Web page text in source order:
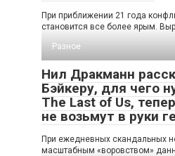
При приближении 21 года
становится все более ярым.
Разное
Нил Дракманн
Бэйкеру, для чего
The Last of Us,
не возьмут в руки
При ежедневных скандальных
масштабным «воровством»